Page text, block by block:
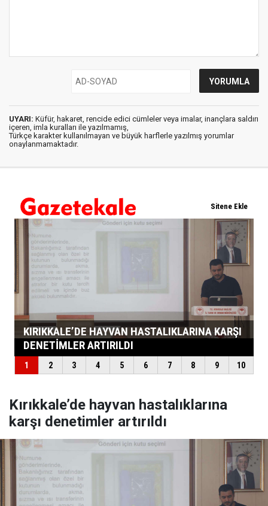
UYARI: Küfür, hakaret, rencide edici cümleler veya imalar, inançlara saldırı
içeren, imla kuralları ile yazılmamış,
Türkçe karakter kullanılmayan ve büyük harflerle yazılmış yorumlar
onaylanmamaktadır.
Kırıkkale’de hayvan hastalıklarına
karşı denetimler artırıldı